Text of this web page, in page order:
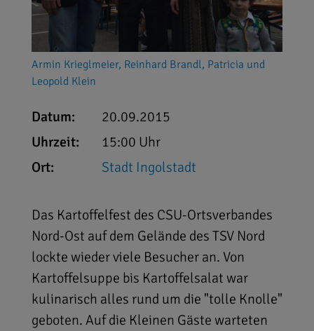
Armin Krieglmeier, Reinhard Brandl, Patricia und
Leopold Klein
Datum:
20.09.2015
Uhrzeit:
15:00 Uhr
Ort:
Stadt Ingolstadt
Das Kartoffelfest des CSU-Ortsverbandes
Nord-Ost auf dem Gelände des TSV Nord
lockte wieder viele Besucher an. Von
Kartoffelsuppe bis Kartoffelsalat war
kulinarisch alles rund um die "tolle Knolle"
geboten. Auf die Kleinen Gäste warteten